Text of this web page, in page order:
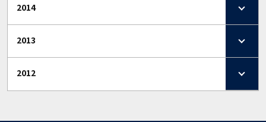
2014
2013
2012